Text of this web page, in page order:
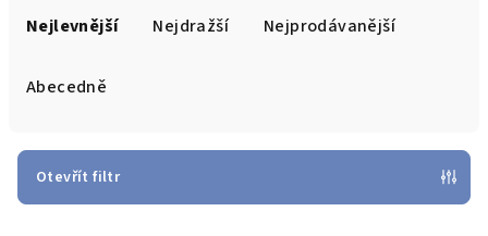
r
Nejlevnější Nejdražší Nejprodávanější
Abecedně
Otevřít filtr